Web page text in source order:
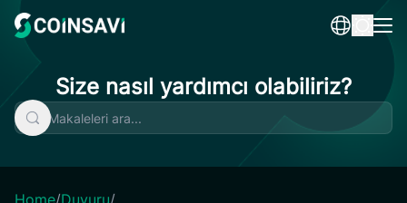
content
Size nasıl yardımcı olabiliriz?
Home/Duyuru/